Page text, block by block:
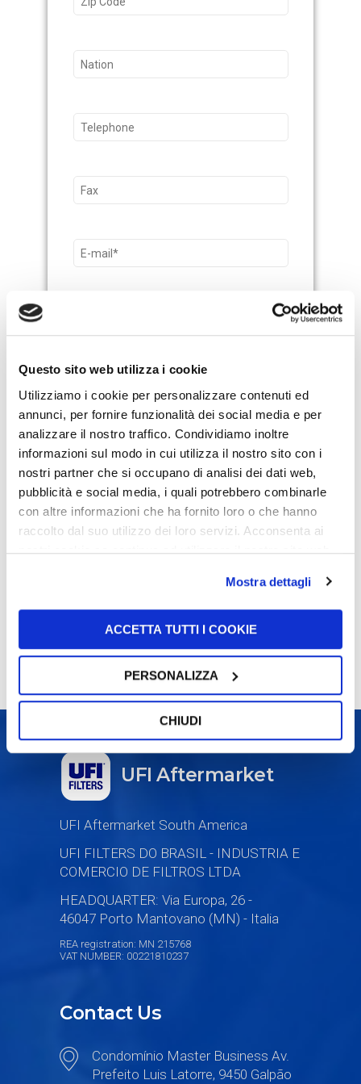
Questo sito web utilizza i cookie
Utilizziamo i cookie per personalizzare contenuti ed
annunci, per fornire funzionalità dei social media e per
analizzare il nostro traffico. Condividiamo inoltre
informazioni sul modo in cui utilizza il nostro sito con i
nostri partner che si occupano di analisi dei dati web,
pubblicità e social media, i quali potrebbero combinarle
con altre informazioni che ha fornito loro o che hanno
raccolto dal suo utilizzo dei loro servizi. Acconsenta ai
nostri cookie se continua ad utilizzare il nostro sito web.
Mostra dettagli
ACCETTA TUTTI I COOKIE
PERSONALIZZA
CHIUDI
the indicated purposes.
I authorise the processing of my
personal data for direct marketing activities
(e.g. mailing, newsletters etc.).
UFI Aftermarket
UFI Aftermarket South America
UFI FILTERS DO BRASIL - INDUSTRIA E
COMERCIO DE FILTROS LTDA
HEADQUARTER: Via Europa, 26 -
46047 Porto Mantovano (MN) - Italia
REA registration: MN 215768
VAT NUMBER: 00221810237
Contact Us
Condomínio Master Business Av.
Prefeito Luis Latorre, 9450 Galpão